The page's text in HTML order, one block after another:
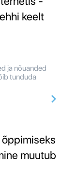
keelt
ja nõuanded
tunduda
muutub